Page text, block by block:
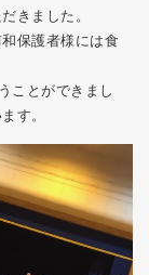
きました。
保護者様には食
ことができまし
す。